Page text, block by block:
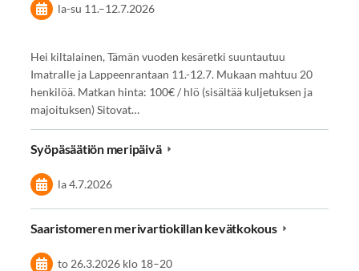
la-su 11.–12.7.2026
Hei kiltalainen, Tämän vuoden kesäretki suuntautuu
Imatralle ja Lappeenrantaan 11.-12.7. Mukaan mahtuu 20
henkilöä. Matkan hinta: 100€ / hlö (sisältää kuljetuksen ja
majoituksen) Sitovat…
Syöpäsäätiön meripäivä
la 4.7.2026
Saaristomeren merivartiokillan kevätkokous
to 26.3.2026 klo 18–20